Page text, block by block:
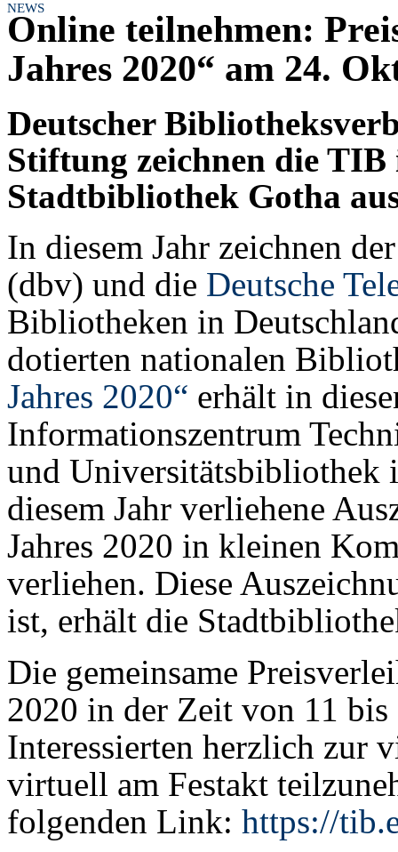
NEWS
Online teilnehmen:
Jahres 2020“ am 24.
Deutscher
Stiftung zeichnen die
Stadtbibliothek Gotha
In diesem Jahr zeichnen
(dbv) und die Deutsche
Bibliotheken in
dotierten nationalen
Jahres 2020“ erhält in
Informationszentrum
und Universitätsbibliothek
diesem Jahr verliehene
Jahres 2020 in kleinen
verliehen. Diese
ist, erhält die
Die gemeinsame
2020 in der Zeit von 11
Interessierten herzlich zur
virtuell am Festakt
folgenden Link: https://